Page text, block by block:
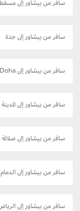
سافر من بيشاور إلى مسقط
سافر من بيشاور إلى جدة
سافر من بيشاور إلى Doha
سافر من بيشاور إلى المدينة
سافر من بيشاور إلى صلالة
سافر من بيشاور إلى الدمام
سافر من بيشاور إلى الرياض